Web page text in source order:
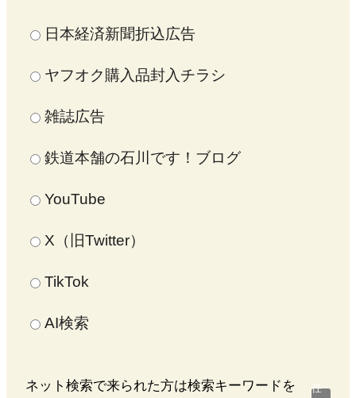
日本経済新聞折込広告
ヤフオク購入品封入チラシ
雑誌広告
鉄道本舗の石川です！ブログ
YouTube
X（旧Twitter）
TikTok
AI検索
ネット検索で来られた方は検索キーワードを
任